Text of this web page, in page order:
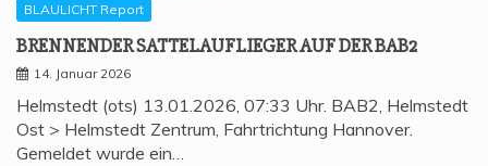
BLAULICHT Report
BREN­NEN­DER SAT­TEL­AUF­LIE­GER AUF DER BAB2
14. Januar 2026
Helmstedt (ots) 13.01.2026, 07:33 Uhr. BAB2, Helmstedt
Ost > Helmstedt Zentrum, Fahrtrichtung Hannover.
Gemeldet wurde ein…